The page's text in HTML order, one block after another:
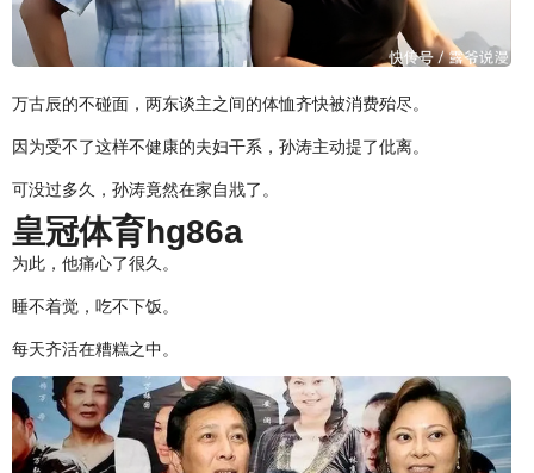
万古辰的不碰面，两东谈主之间的体恤齐快被消费殆尽。
因为受不了这样不健康的夫妇干系，孙涛主动提了仳离。
可没过多久，孙涛竟然在家自戕了。
皇冠体育hg86a
为此，他痛心了很久。
睡不着觉，吃不下饭。
每天齐活在糟糕之中。